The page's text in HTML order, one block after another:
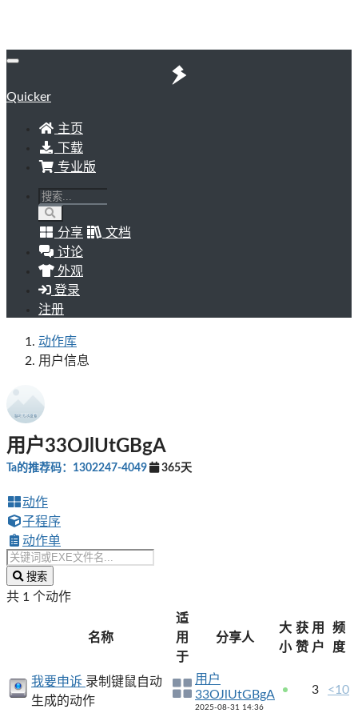
Quicker
主页
下载
专业版
分享
文档
讨论
外观
登录
注册
动作库
用户信息
用户33OJlUtGBgA
Ta的推荐码：1302247-4049 365天
动作
子程序
动作单
搜索
共 1 个动作
名称
适
用
于
分享人
大
小
获
赞
用
户
频
度
我要申诉 录制键鼠自动
生成的动作
用户
33OJlUtGBgA
2025-08-31 14:36
3 <10